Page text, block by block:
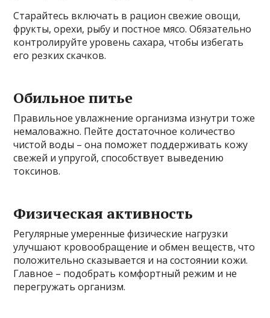
Старайтесь включать в рацион свежие овощи,
фрукты, орехи, рыбу и постное мясо. Обязательно
контролируйте уровень сахара, чтобы избегать
его резких скачков.
Обильное питье
Правильное увлажнение организма изнутри тоже
немаловажно. Пейте достаточное количество
чистой воды – она поможет поддерживать кожу
свежей и упругой, способствует выведению
токсинов.
Физическая активность
Регулярные умеренные физические нагрузки
улучшают кровообращение и обмен веществ, что
положительно сказывается и на состоянии кожи.
Главное – подобрать комфортный режим и не
перегружать организм.